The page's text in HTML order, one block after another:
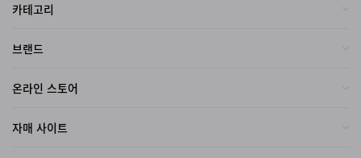
카테고리
브랜드
온라인 스토어
자매 사이트